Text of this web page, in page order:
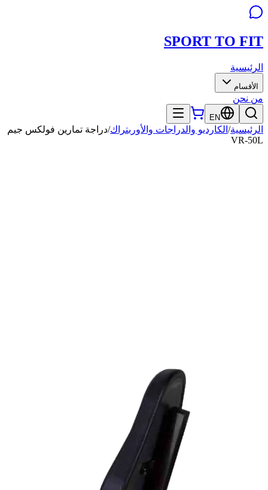
SPORT TO FIT
الرئيسية
الأقسام
من نحن
EN
الرئيسية/ الكارديو والدراجات والأوربتراك/دراجة تمارين فولكس جيم
VR-50L